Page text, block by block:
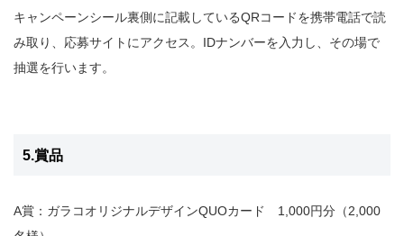
キャンペーンシール裏側に記載しているQRコードを携帯電話で読
み取り、応募サイトにアクセス。IDナンバーを入力し、その場で
抽選を行います。
5.賞品
A賞：ガラコオリジナルデザインQUOカード 1,000円分（2,000